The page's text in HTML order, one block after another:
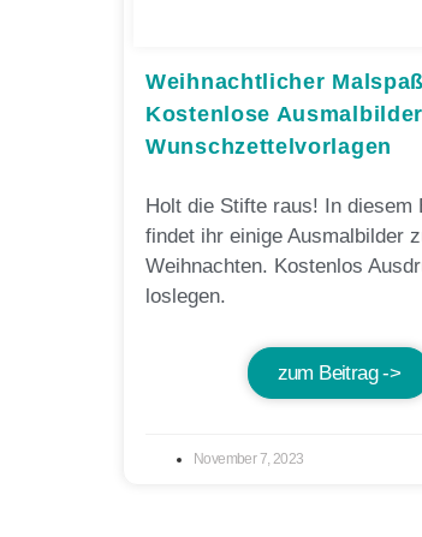
Weihnachtlicher
Kostenlose
Wunschzettelvorlagen
Holt die Stifte raus! In diesem
findet ihr einige Ausmalbilder
Weihnachten. Kostenlos
loslegen.
zum Beitrag ->
November 7, 2023